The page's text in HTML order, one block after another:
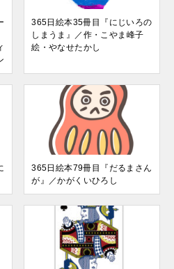
365日絵本35冊目『にじいろの
しまうま』／作・こやま峰子
絵・やなせたかし
365日絵本79冊目『だるまさん
が』／かがくいひろし